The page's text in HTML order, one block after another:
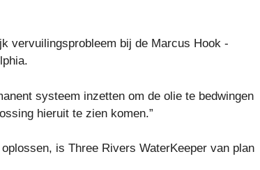
vervuilingsprobleem bij de Marcus Hook -
systeem inzetten om de olie te bedwingen
hieruit te zien komen.”
is Three Rivers WaterKeeper van plan